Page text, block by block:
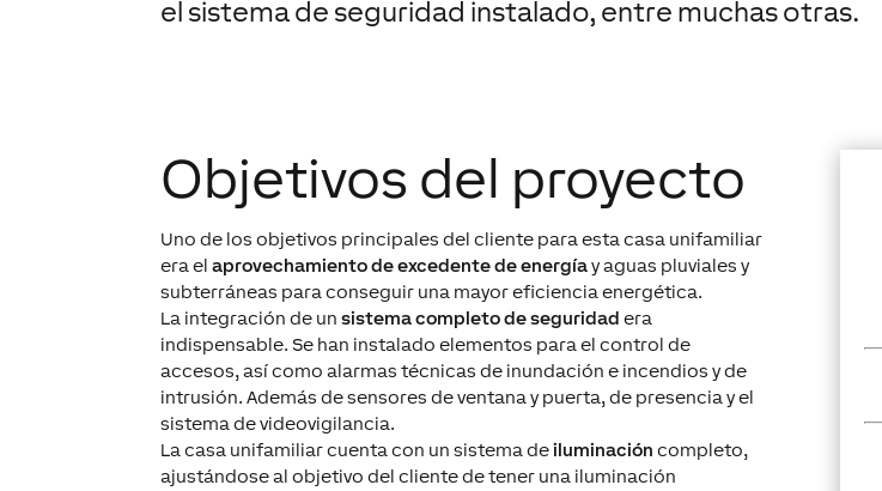
el sistema de seguridad instalado, entre muchas otras.
Objetivos del proyecto
Uno de los objetivos principales del cliente para esta casa unifamiliar
era elaprovechamiento de excedente de energíay aguas pluviales y
subterráneas para conseguir una mayor eficiencia energética.
La integración de unsistema completo de seguridad era
indispensable. Se han instalado elementos para el control de
accesos, así como alarmas técnicas de inundación e incendios y de
intrusión. Además de sensores de ventana y puerta, de presencia y el
sistema de videovigilancia.
La casa unifamiliar cuenta con un sistema deiluminación completo,
ajustándose al objetivo del cliente de tener una iluminación